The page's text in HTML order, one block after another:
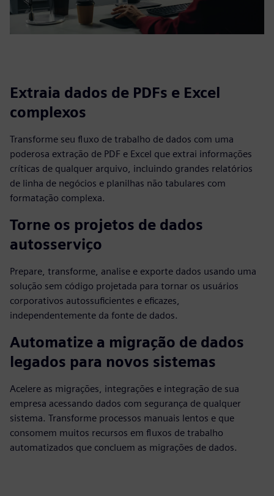
Extraia dados de PDFs e Excel
complexos
Transforme seu fluxo de trabalho de dados com uma
poderosa extração de PDF e Excel que extrai informações
críticas de qualquer arquivo, incluindo grandes relatórios
de linha de negócios e planilhas não tabulares com
formatação complexa.
Torne os projetos de dados
autosserviço
Prepare, transforme, analise e exporte dados usando uma
solução sem código projetada para tornar os usuários
corporativos autossuficientes e eficazes,
independentemente da fonte de dados.
Automatize a migração de dados
legados para novos sistemas
Acelere as migrações, integrações e integração de sua
empresa acessando dados com segurança de qualquer
sistema. Transforme processos manuais lentos e que
consomem muitos recursos em fluxos de trabalho
automatizados que concluem as migrações de dados.